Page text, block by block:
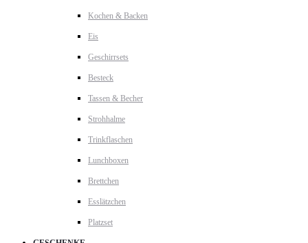
Kochen & Backen
Eis
Geschirrsets
Besteck
Tassen & Becher
Strohhalme
Trinkflaschen
Lunchboxen
Brettchen
Esslätzchen
Platzset